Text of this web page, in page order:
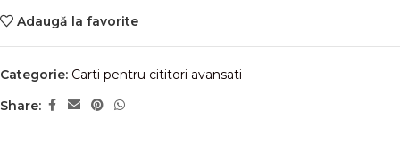
Adaugă la favorite
Categorie: Carti pentru cititori avansati
Share: